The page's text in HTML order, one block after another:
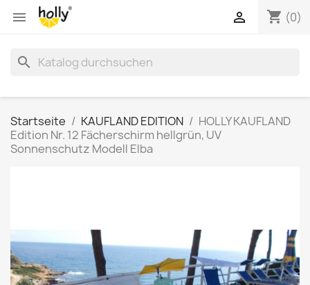
 shopping_cart (0)

search
Startseite KAUFLAND EDITION
HOLLY KAUFLAND
Edition Nr. 12 Fächerschirm hellgrün, UV
Sonnenschutz Modell Elba